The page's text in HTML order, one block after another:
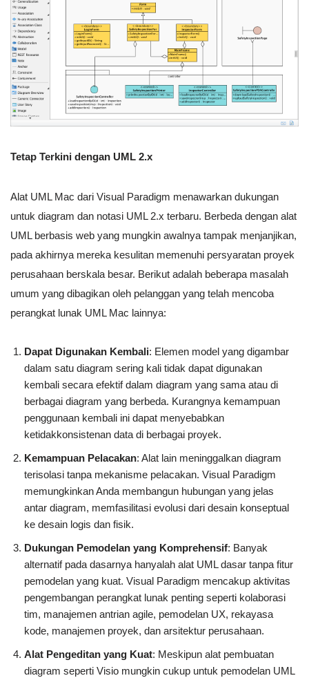
Tetap Terkini dengan UML 2.x
Alat UML Mac dari Visual Paradigm menawarkan dukungan
untuk diagram dan notasi UML 2.x terbaru. Berbeda dengan alat
UML berbasis web yang mungkin awalnya tampak menjanjikan,
pada akhirnya mereka kesulitan memenuhi persyaratan proyek
perusahaan berskala besar. Berikut adalah beberapa masalah
umum yang dibagikan oleh pelanggan yang telah mencoba
perangkat lunak UML Mac lainnya:
Dapat Digunakan Kembali: Elemen model yang digambar
dalam satu diagram sering kali tidak dapat digunakan
kembali secara efektif dalam diagram yang sama atau di
berbagai diagram yang berbeda. Kurangnya kemampuan
penggunaan kembali ini dapat menyebabkan
ketidakkonsistenan data di berbagai proyek.
Kemampuan Pelacakan: Alat lain meninggalkan diagram
terisolasi tanpa mekanisme pelacakan. Visual Paradigm
memungkinkan Anda membangun hubungan yang jelas
antar diagram, memfasilitasi evolusi dari desain konseptual
ke desain logis dan fisik.
Dukungan Pemodelan yang Komprehensif: Banyak
alternatif pada dasarnya hanyalah alat UML dasar tanpa fitur
pemodelan yang kuat. Visual Paradigm mencakup aktivitas
pengembangan perangkat lunak penting seperti kolaborasi
tim, manajemen antrian agile, pemodelan UX, rekayasa
kode, manajemen proyek, dan arsitektur perusahaan.
Alat Pengeditan yang Kuat: Meskipun alat pembuatan
diagram seperti Visio mungkin cukup untuk pemodelan UML